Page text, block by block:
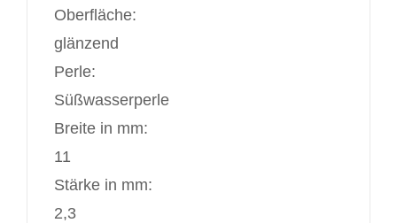
Oberfläche:
glänzend
Perle:
Süßwasserperle
Breite in mm:
11
Stärke in mm:
2,3